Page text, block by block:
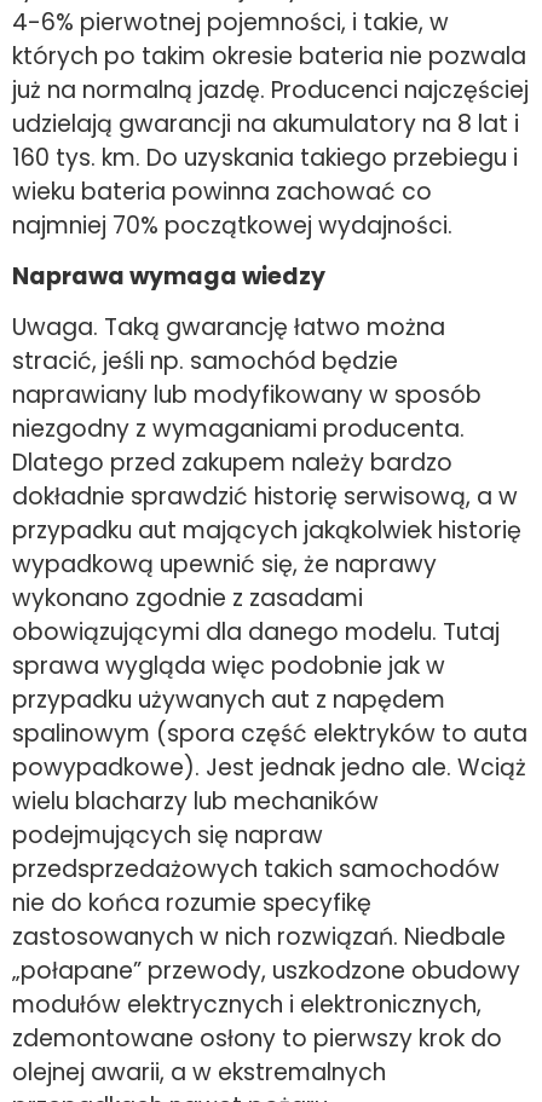
4-6% pierwotnej pojemności, i takie, w
których po takim okresie bateria nie pozwala
już na normalną jazdę. Producenci najczęściej
udzielają gwarancji na akumulatory na 8 lat i
160 tys. km. Do uzyskania takiego przebiegu i
wieku bateria powinna zachować co
najmniej 70% początkowej wydajności.
Naprawa wymaga wiedzy
Uwaga. Taką gwarancję łatwo można
stracić, jeśli np. samochód będzie
naprawiany lub modyfikowany w sposób
niezgodny z wymaganiami producenta.
Dlatego przed zakupem należy bardzo
dokładnie sprawdzić historię serwisową, a w
przypadku aut mających jakąkolwiek historię
wypadkową upewnić się, że naprawy
wykonano zgodnie z zasadami
obowiązującymi dla danego modelu. Tutaj
sprawa wygląda więc podobnie jak w
przypadku używanych aut z napędem
spalinowym (spora część elektryków to auta
powypadkowe). Jest jednak jedno ale. Wciąż
wielu blacharzy lub mechaników
podejmujących się napraw
przedsprzedażowych takich samochodów
nie do końca rozumie specyfikę
zastosowanych w nich rozwiązań. Niedbale
„połapane” przewody, uszkodzone obudowy
modułów elektrycznych i elektronicznych,
zdemontowane osłony to pierwszy krok do
olejnej awarii, a w ekstremalnych